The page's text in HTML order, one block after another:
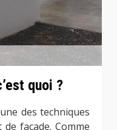
quoi ?
des techniques
façade. Comme